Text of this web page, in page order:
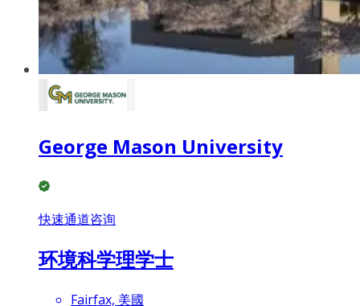
George Mason University
快速通道咨询
环境科学理学士
Fairfax, 美國